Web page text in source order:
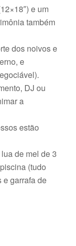
e um
também
dos noivos e
e
DJ ou
a
estão
de mel de 3
(tudo
e garrafa de